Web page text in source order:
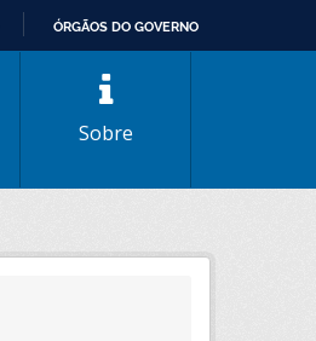
ÓRGÃOS DO GOVERNO
Sobre